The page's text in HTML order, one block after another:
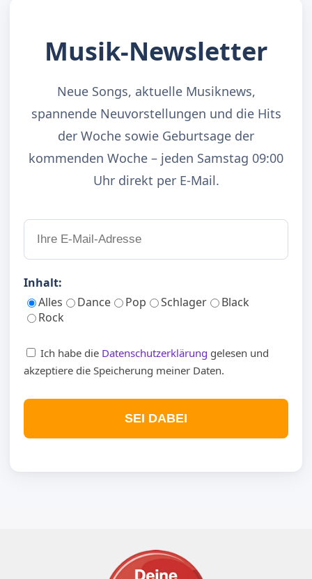
Musik-Newsletter
Neue Songs, aktuelle Musiknews,
spannende Neuvorstellungen und die Hits
der Woche sowie Geburtsage der
kommenden Woche – jeden Samstag 09:00
Uhr direkt per E-Mail.
Inhalt:
Alles
Dance Pop Schlager
Black
Rock
Ich habe die Datenschutzerklärung gelesen und
akzeptiere die Speicherung meiner Daten.
SEI DABEI